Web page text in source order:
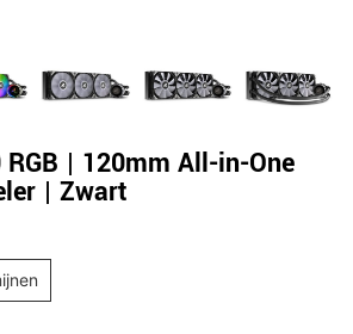
| 120mm All-in-One
| Zwart